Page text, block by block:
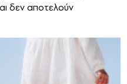
δεν αποτελούν